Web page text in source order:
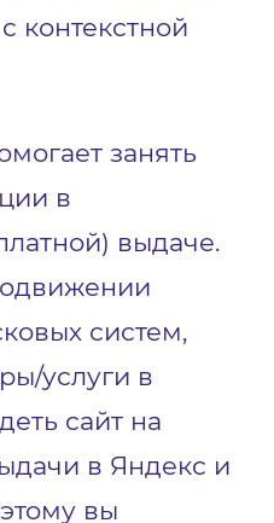
контекстной
занять
в
выдаче.
систем,
услуги в
сайт на
в Яндекс и
вы